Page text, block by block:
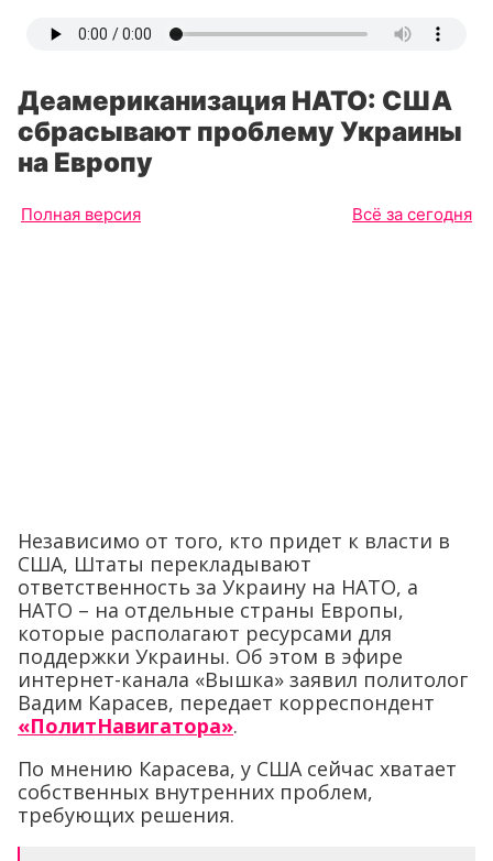
Деамериканизация НАТО: США
сбрасывают проблему Украины
на Европу
Полная версия Всё за сегодня
Независимо от того, кто придет к власти в
США, Штаты перекладывают
ответственность за Украину на НАТО, а
НАТО – на отдельные страны Европы,
которые располагают ресурсами для
поддержки Украины. Об этом в эфире
интернет-канала «Вышка» заявил политолог
Вадим Карасев, передает корреспондент
«ПолитНавигатора».
По мнению Карасева, у США сейчас хватает
собственных внутренних проблем,
требующих решения.